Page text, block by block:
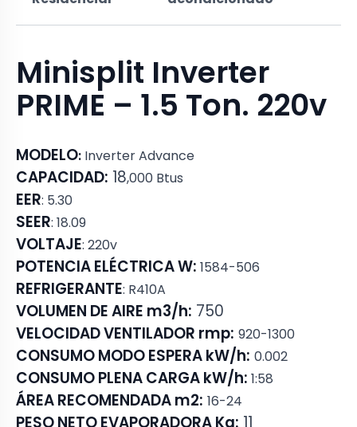
Minisplit Inverter
PRIME – 1.5 Ton. 220v
MODELO: Inverter Advance
CAPACIDAD: 18,000 Btus
EER: 5.30
SEER: 18.09
VOLTAJE: 220v
POTENCIA ELÉCTRICA W: 1584-506
REFRIGERANTE: R410A
VOLUMEN DE AIRE m3/h: 750
VELOCIDAD VENTILADOR rmp: 920-1300
CONSUMO MODO ESPERA kW/h: 0.002
CONSUMO PLENA CARGA kW/h: 1:58
ÁREA RECOMENDADA m2: 16-24